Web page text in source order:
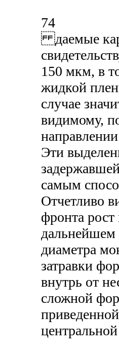
74
даемые
150 мкм, в
жидкой
случае
видимому,
Эти
самым
Отчетливо
фронта рост
дальнейшем
диаметра
затравки
внутрь от
сложной